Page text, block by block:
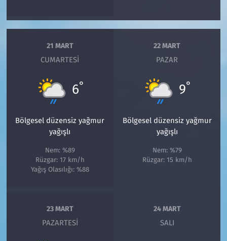
21 MART
CUMARTESI
6°
Bölgesel düzensiz yağmur
yağışlı
Nem: %89
Rüzgar: 17 km/h
Yağış Olasılığı: %88
22 MART
PAZAR
9°
Bölgesel düzensiz yağmur
yağışlı
Nem: %79
Rüzgar: 15 km/h
23 MART
PAZARTESI
24 MART
SALI